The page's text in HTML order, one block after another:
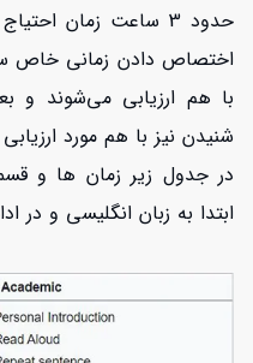
حدود 3 ساعت زمان
اختصاص دادن زمانی خاص
با هم ارزیابی می‌شوند و
شنیدن نیز با هم مورد
ابتدا به زبان انگلیسی و در